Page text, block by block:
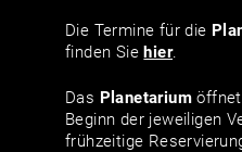
Die Termine für die
finden Siehier.
Das Planetarium
Beginn der jeweiligen
frühzeitige